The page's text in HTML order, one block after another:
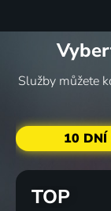
Služby můžete
10 DNÍ
TOP